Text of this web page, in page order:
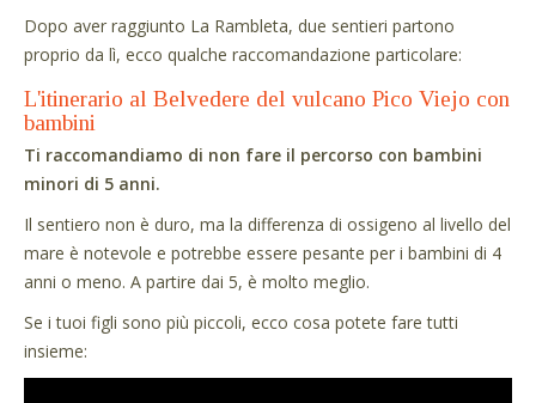
Dopo aver raggiunto La Rambleta, due sentieri partono
proprio da lì, ecco qualche raccomandazione particolare:
L'itinerario al Belvedere del vulcano Pico Viejo con
bambini
Ti raccomandiamo di non fare il percorso con bambini
minori di 5 anni.
Il sentiero non è duro, ma la differenza di ossigeno al livello del
mare è notevole e potrebbe essere pesante per i bambini di 4
anni o meno. A partire dai 5, è molto meglio.
Se i tuoi figli sono più piccoli, ecco cosa potete fare tutti
insieme: